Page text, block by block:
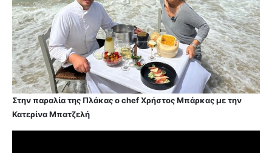
Στην παραλία της Πλάκας ο chef Χρήστος Μπάρκας με την
Κατερίνα Μπατζελή